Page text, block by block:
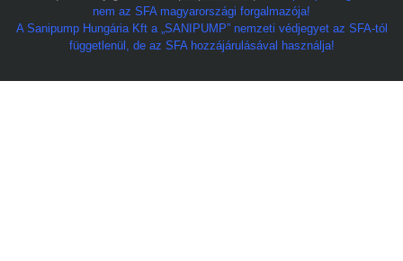
nem az SFA magyarországi forgalmazója!
A Sanipump Hungária Kft a „SANIPUMP” nemzeti védjegyet az SFA-tól
függetlenül, de az SFA hozzájárulásával használja!